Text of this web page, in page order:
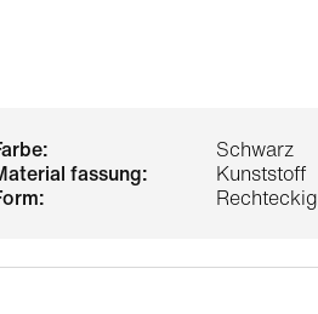
farbe:
Schwarz
material fassung:
Kunststoff
form: Rechteckig